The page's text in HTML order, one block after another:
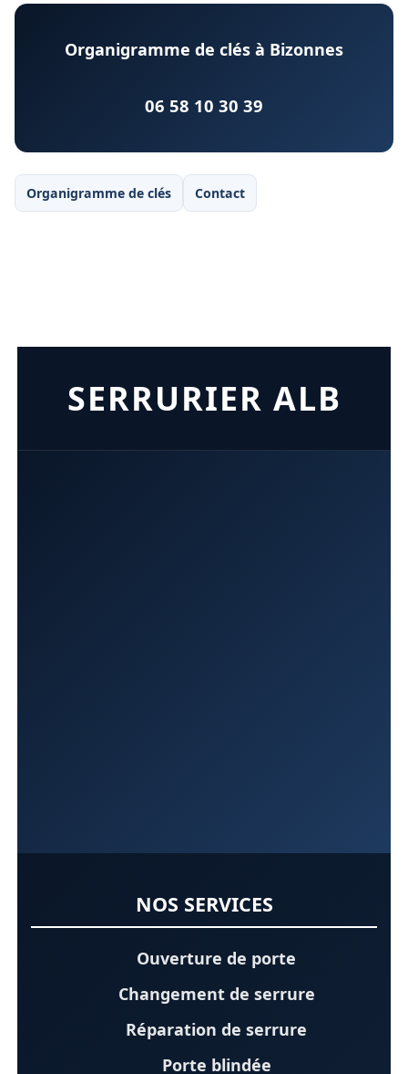
Organigramme de clés à Bizonnes
06 58 10 30 39
Organigramme de clés Contact
SERRURIER ALB
NOS SERVICES
Ouverture de porte
Changement de serrure
Réparation de serrure
Porte blindée